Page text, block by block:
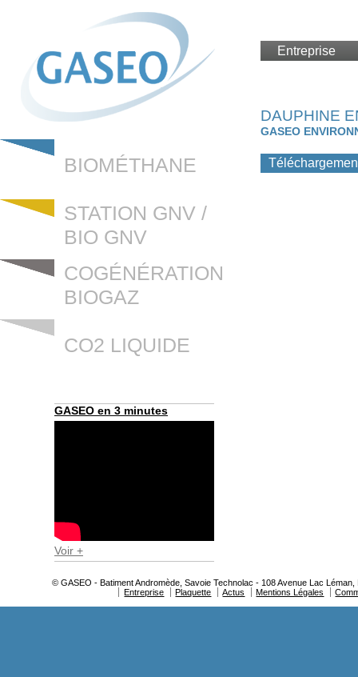
Entreprise
BIOMÉTHANE
STATION GNV /
BIO GNV
COGÉNÉRATION
BIOGAZ
CO2 LIQUIDE
GASEO en 3 minutes
Voir +
DAUPHINE
GASEO
© GASEO - Batiment Andromède, Savoie Technolac - 108 Avenue Lac
Entreprise
Plaquette Actus Mentions Légales